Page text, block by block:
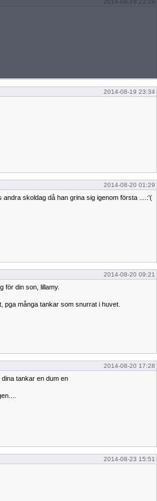
2014-08-19 23:19
2014-08-19 23:34
2014-08-20 01:29
andra skoldag då han grina sig igenom första ....:'(
2014-08-20 09:21
för din son, lillamy.
pga många tankar som snurrat i huvet.
2014-08-20 17:28
tankar en dum en
2014-08-23 15:51